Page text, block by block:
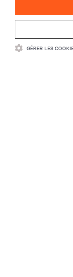
GÉRER LES